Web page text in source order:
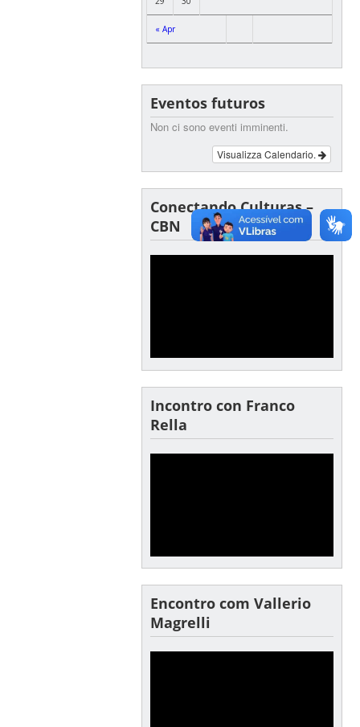
« Apr
Eventos futuros
Non ci sono eventi imminenti.
Visualizza Calendario.
Conectando Culturas –
CBN
Incontro con Franco
Rella
Encontro com Vallerio
Magrelli